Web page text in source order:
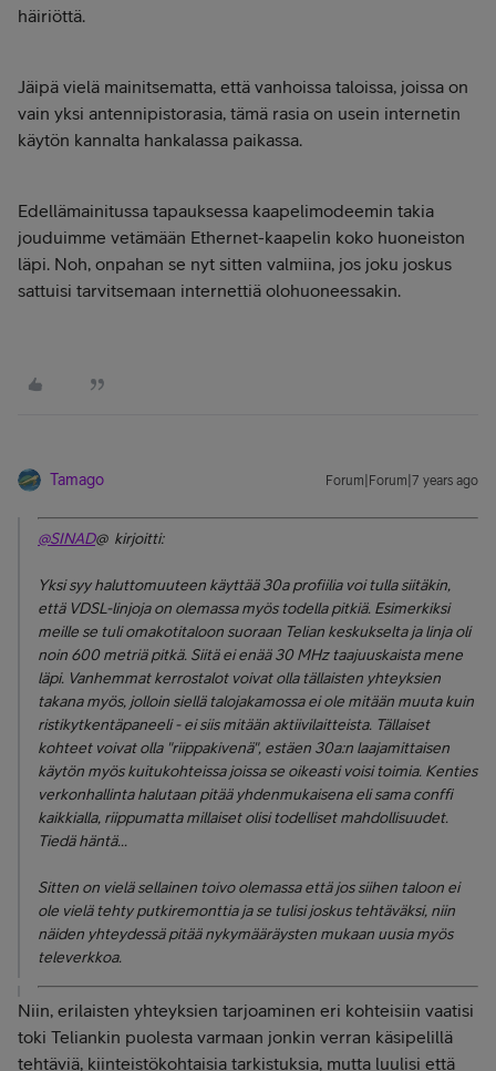
häiriöttä.
Jäipä vielä mainitsematta, että vanhoissa taloissa, joissa on
vain yksi antennipistorasia, tämä rasia on usein internetin
käytön kannalta hankalassa paikassa.
Edellämainitussa tapauksessa kaapelimodeemin takia
jouduimme vetämään Ethernet-kaapelin koko huoneiston
läpi. Noh, onpahan se nyt sitten valmiina, jos joku joskus
sattuisi tarvitsemaan internettiä olohuoneessakin.
Tamago Forum|Forum|7 years ago
@SINAD@ kirjoitti:
Yksi syy haluttomuuteen käyttää 30a profiilia voi tulla siitäkin,
että VDSL-linjoja on olemassa myös todella pitkiä. Esimerkiksi
meille se tuli omakotitaloon suoraan Telian keskukselta ja linja oli
noin 600 metriä pitkä. Siitä ei enää 30 MHz taajuuskaista mene
läpi. Vanhemmat kerrostalot voivat olla tällaisten yhteyksien
takana myös, jolloin siellä talojakamossa ei ole mitään muuta kuin
ristikytkentäpaneeli - ei siis mitään aktiivilaitteista. Tällaiset
kohteet voivat olla "riippakivenä", estäen 30a:n laajamittaisen
käytön myös kuitukohteissa joissa se oikeasti voisi toimia. Kenties
verkonhallinta halutaan pitää yhdenmukaisena eli sama conffi
kaikkialla, riippumatta millaiset olisi todelliset mahdollisuudet.
Tiedä häntä...
Sitten on vielä sellainen toivo olemassa että jos siihen taloon ei
ole vielä tehty putkiremonttia ja se tulisi joskus tehtäväksi, niin
näiden yhteydessä pitää nykymääräysten mukaan uusia myös
televerkkoa.
Niin, erilaisten yhteyksien tarjoaminen eri kohteisiin vaatisi
toki Teliankin puolesta varmaan jonkin verran käsipelillä
tehtäviä, kiinteistökohtaisia tarkistuksia, mutta luulisi että